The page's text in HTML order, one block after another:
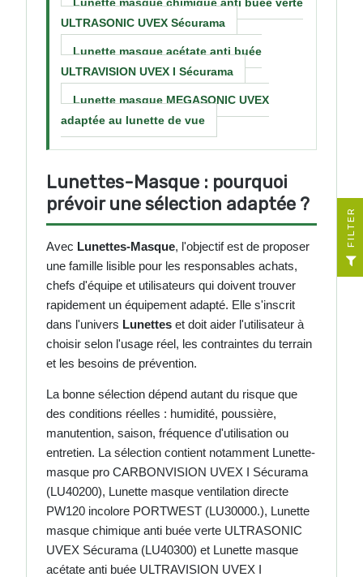
ULTRASONIC UVEX Sécurama
Lunette masque acétate anti buée
ULTRAVISION UVEX I Sécurama
Lunette masque MEGASONIC UVEX
adaptée au lunette de vue
Lunettes-Masque : pourquoi
prévoir une sélection adaptée ?
Avec Lunettes-Masque, l'objectif est de proposer
une famille lisible pour les responsables achats,
chefs d'équipe et utilisateurs qui doivent trouver
rapidement un équipement adapté. Elle s'inscrit
dans l'univers Lunettes et doit aider l'utilisateur à
choisir selon l'usage réel, les contraintes du terrain
et les besoins de prévention.
La bonne sélection dépend autant du risque que
des conditions réelles : humidité, poussière,
manutention, saison, fréquence d'utilisation ou
entretien. La sélection contient notamment Lunette-
masque pro CARBONVISION UVEX I Sécurama
(LU40200), Lunette masque ventilation directe
PW120 incolore PORTWEST (LU30000.), Lunette
masque chimique anti buée verte ULTRASONIC
UVEX Sécurama (LU40300) et Lunette masque
acétate anti buée ULTRAVISION UVEX I
R